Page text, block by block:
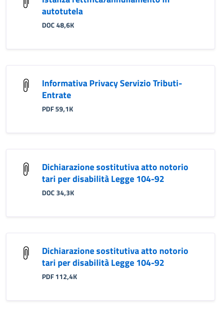
autotutela
DOC 48,6K
Informativa Privacy Servizio Tributi-
Entrate
PDF 59,1K
Dichiarazione sostitutiva atto notorio
tari per disabilità Legge 104-92
DOC 34,3K
Dichiarazione sostitutiva atto notorio
tari per disabilità Legge 104-92
PDF 112,4K